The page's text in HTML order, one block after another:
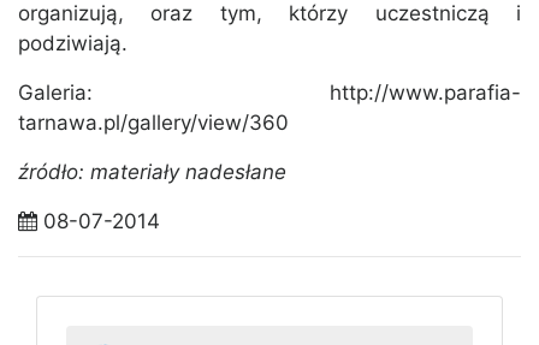
organizują, oraz tym, którzy uczestniczą i
podziwiają.
Galeria: http://www.parafia-
tarnawa.pl/gallery/view/360
źródło: materiały nadesłane
08-07-2014